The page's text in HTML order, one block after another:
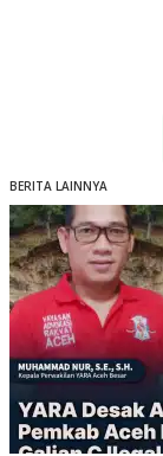
BERITA LAINNYA